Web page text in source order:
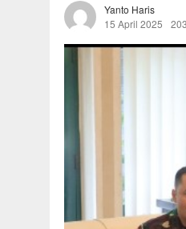
Yanto Haris
15 April 2025